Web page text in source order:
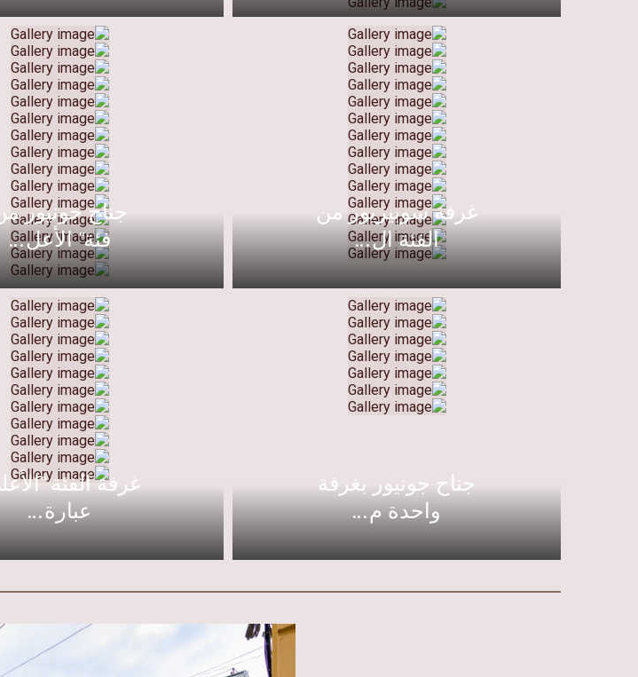
غرفة سوبيريور من
الفئة ال...
جناح جونيور
فئة" الأعل...
جناح جونيور بغرفة
واحدة م...
غرفة الفئة
عبارة...